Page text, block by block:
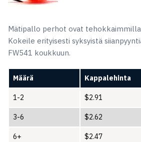
Mätipallo perhot ovat
Kokeile erityisesti syksyistä
FW541 koukkuun.
Määrä Kappalehinta
1-2 $2.91
3-6 $2.62
6+ $2.47